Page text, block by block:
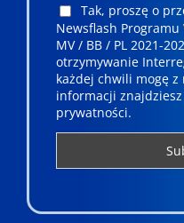
Tak, proszę o
Newsflash Programu
MV / BB / PL 2021-
otrzymywanie
każdej chwili mogę z
informacji
prywatności.